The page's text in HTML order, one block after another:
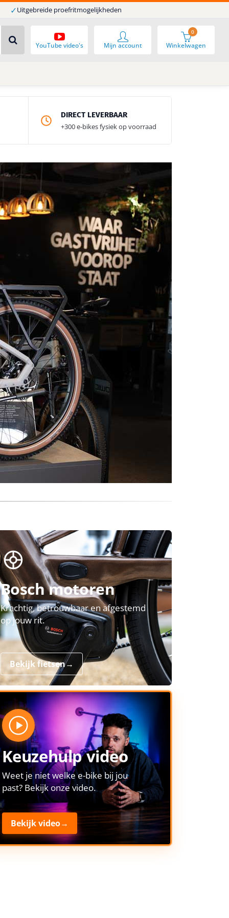
✓Uitgebreide proefritmogelijkheden
YouTube video's Winkelwagen
0
Mijn account
DIRECT LEVERBAAR
+300 e-bikes fysiek op voorraad
Bosch motoren
Krachtig, betrouwbaar en afgestemd
op jouw rit.
Bekijk fietsen→
Keuzehulp video
Weet je niet welke e-bike bij jou
past? Bekijk onze video.
Bekijk video→